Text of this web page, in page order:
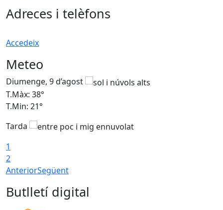
Adreces i telèfons
Accedeix
Meteo
Diumenge, 9 d’agost
T.Màx: 38°
T.Min: 21°
Tarda
1
2
AnteriorSegüent
Butlletí digital